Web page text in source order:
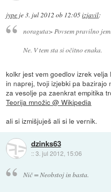
jype je3. jul 2012 ob 12:05izjavil:
noraguta> Povsem pravilno
Ne. V tem sta si očitno enaka.
kolkr jest vem goedlov izrek
in naprej, tvoji izjebki pa bazirajo
za vesolje pa zaenkrat empitika
Teorija množic @ Wikipedia
ali si izmišjuješ ali si le vernik.
dzinks63
::3. jul 2012, 15:06
Nič = Neobstoj in basta.